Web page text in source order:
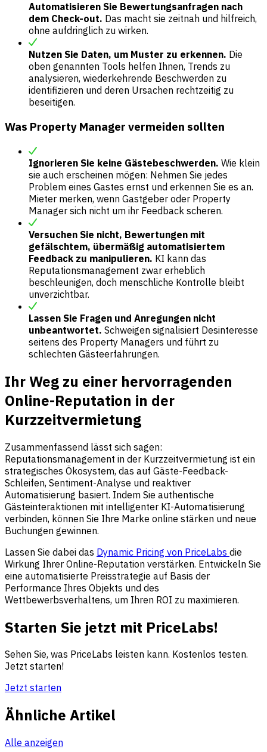
Automatisieren Sie Bewertungsanfragen nach
dem Check-out. Das macht sie zeitnah und hilfreich,
ohne aufdringlich zu wirken.
Nutzen Sie Daten, um Muster zu erkennen. Die
oben genannten Tools helfen Ihnen, Trends zu
analysieren, wiederkehrende Beschwerden zu
identifizieren und deren Ursachen rechtzeitig zu
beseitigen.
Was Property Manager vermeiden sollten
Ignorieren Sie keine Gästebeschwerden. Wie klein
sie auch erscheinen mögen: Nehmen Sie jedes
Problem eines Gastes ernst und erkennen Sie es an.
Mieter merken, wenn Gastgeber oder Property
Manager sich nicht um ihr Feedback scheren.
Versuchen Sie nicht, Bewertungen mit
gefälschtem, übermäßig automatisiertem
Feedback zu manipulieren. KI kann das
Reputationsmanagement zwar erheblich
beschleunigen, doch menschliche Kontrolle bleibt
unverzichtbar.
Lassen Sie Fragen und Anregungen nicht
unbeantwortet. Schweigen signalisiert Desinteresse
seitens des Property Managers und führt zu
schlechten Gästeerfahrungen.
Ihr Weg zu einer hervorragenden
Online-Reputation in der
Kurzzeitvermietung
Zusammenfassend lässt sich sagen:
Reputationsmanagement in der Kurzzeitvermietung ist ein
strategisches Ökosystem, das auf Gäste-Feedback-
Schleifen, Sentiment-Analyse und reaktiver
Automatisierung basiert. Indem Sie authentische
Gästeinteraktionen mit intelligenter KI-Automatisierung
verbinden, können Sie Ihre Marke online stärken und neue
Buchungen gewinnen.
Lassen Sie dabei das Dynamic Pricing von PriceLabs die
Wirkung Ihrer Online-Reputation verstärken. Entwickeln Sie
eine automatisierte Preisstrategie auf Basis der
Performance Ihres Objekts und des
Wettbewerbsverhaltens, um Ihren ROI zu maximieren.
Starten Sie jetzt mit PriceLabs!
Sehen Sie, was PriceLabs leisten kann. Kostenlos testen.
Jetzt starten!
Jetzt starten
Ähnliche Artikel
Alle anzeigen